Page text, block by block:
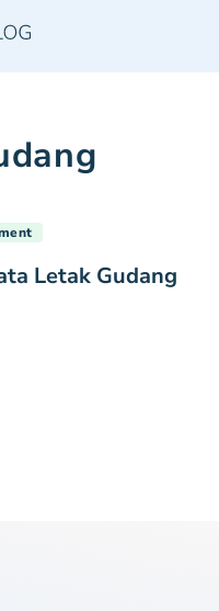
Letak Gudang